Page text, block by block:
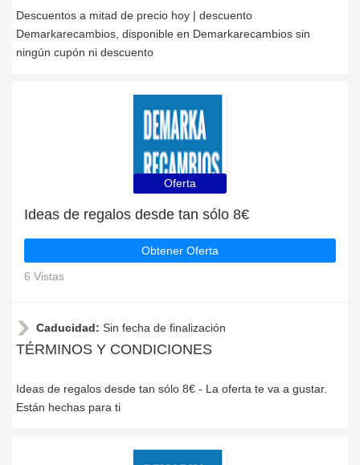
Descuentos a mitad de precio hoy | descuento
Demarkarecambios, disponible en Demarkarecambios sin
ningún cupón ni descuento
Oferta
Ideas de regalos desde tan sólo 8€
Obtener Oferta
6 Vistas
Caducidad: Sin fecha de finalización
TÉRMINOS Y CONDICIONES
Ideas de regalos desde tan sólo 8€ - La oferta te va a gustar.
Están hechas para ti